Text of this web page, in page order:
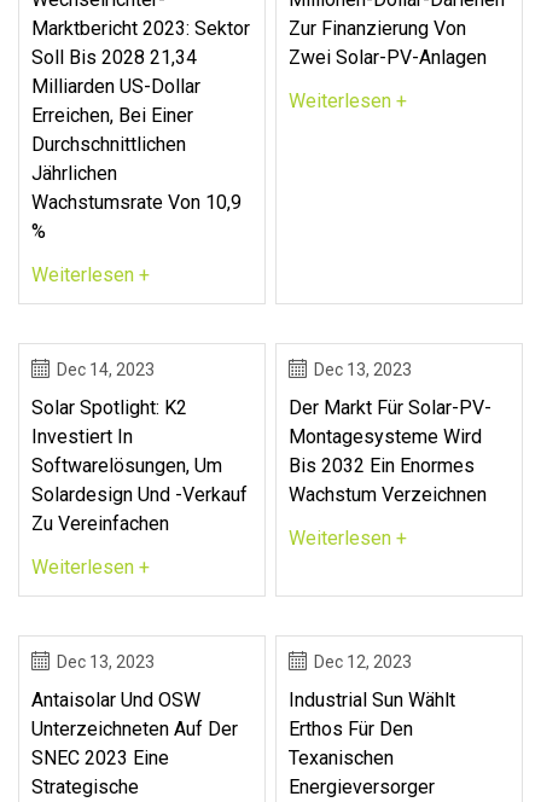
Marktbericht 2023: Sektor
Soll Bis 2028 21,34
Milliarden US-Dollar
Erreichen, Bei Einer
Durchschnittlichen
Jährlichen
Wachstumsrate Von 10,9
%
Weiterlesen +
Zur Finanzierung Von
Zwei Solar-PV-Anlagen
Weiterlesen +
Dec 14, 2023
Solar Spotlight: K2
Investiert In
Softwarelösungen, Um
Solardesign Und -verkauf
Zu Vereinfachen
Weiterlesen +
Dec 13, 2023
Der Markt Für Solar-PV-
Montagesysteme Wird
Bis 2032 Ein Enormes
Wachstum Verzeichnen
Weiterlesen +
Dec 13, 2023
Antaisolar Und OSW
Unterzeichneten Auf Der
SNEC 2023 Eine
Strategische
Dec 12, 2023
Industrial Sun Wählt
Erthos Für Den
Texanischen
Energieversorger